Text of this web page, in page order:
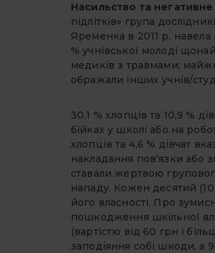
Насильство та
підлітків» група
Яременка в 2011 р. навела
% учнівської молоді
медиків з травмами;
ображали інших учнів/
30,1 % хлопців та 10,9 %
бійках у школі або на
хлопців та 4,6 % дівчат
накладання пов’язки або
ставали жертвою
нападу. Кожен десятий
його власності. Про
пошкодження шкільної
(вартістю від 60 грн і
заподіяння собі шкоди, а